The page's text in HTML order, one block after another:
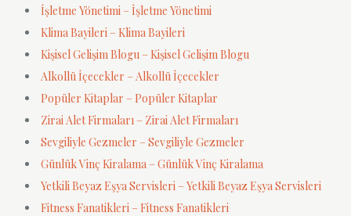
İşletme Yönetimi – İşletme Yönetimi
Klima Bayileri – Klima Bayileri
Kişisel Gelişim Blogu – Kişisel Gelişim Blogu
Alkollü İçecekler – Alkollü İçecekler
Popüler Kitaplar – Popüler Kitaplar
Zirai Alet Firmaları – Zirai Alet Firmaları
Sevgiliyle Gezmeler – Sevgiliyle Gezmeler
Günlük Vinç Kiralama – Günlük Vinç Kiralama
Yetkili Beyaz Eşya Servisleri – Yetkili Beyaz Eşya Servisleri
Fitness Fanatikleri – Fitness Fanatikleri